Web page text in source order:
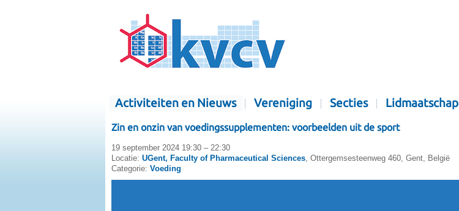
Activiteiten en Nieuws Vereniging Secties Lidmaatschap
Zin en onzin van voedingssupplementen: voorbeelden uit de sport
19 september 2024 19:30 – 22:30
Locatie: UGent, Faculty of Pharmaceutical Sciences, Ottergemsesteenweg 460, Gent, België
Categorie: Voeding